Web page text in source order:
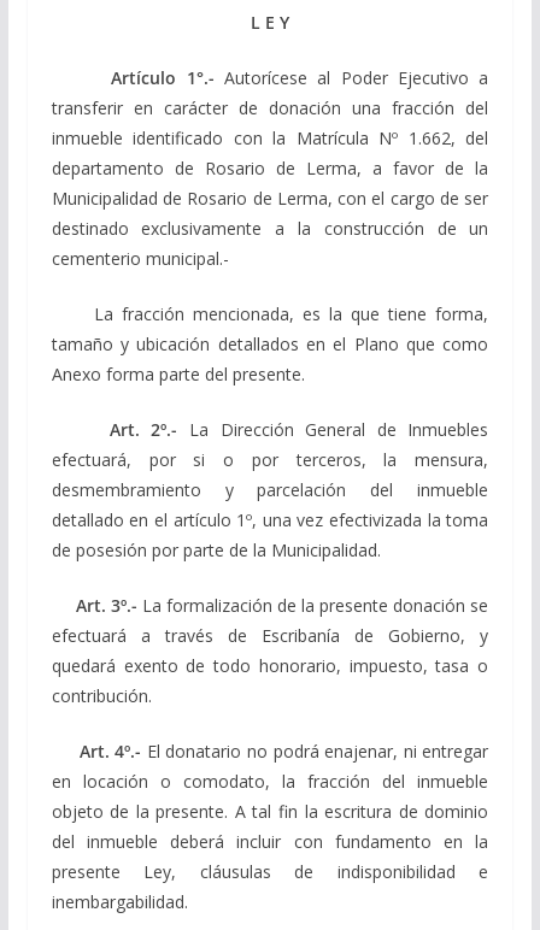
L E Y
Artículo 1°.-Autorícese al Poder Ejecutivo a
transferir en carácter de donación una fracción del
inmueble identificado con la Matrícula Nº 1.662, del
departamento de Rosario de Lerma, a favor de la
Municipalidad de Rosario de Lerma, con el cargo de ser
destinado exclusivamente a la construcción de un
cementerio municipal.-
La fracción mencionada, es la que tiene forma,
tamaño y ubicación detallados en el Plano que como
Anexo forma parte del presente.
Art. 2º.- La Dirección General de Inmuebles
efectuará, por si o por terceros, la mensura,
desmembramiento y parcelación del inmueble
detallado en el artículo 1º, una vez efectivizada la toma
de posesión por parte de la Municipalidad.
Art. 3º.- La formalización de la presente donación se
efectuará a través de Escribanía de Gobierno, y
quedará exento de todo honorario, impuesto, tasa o
contribución.
Art. 4º.- El donatario no podrá enajenar, ni entregar
en locación o comodato, la fracción del inmueble
objeto de la presente. A tal fin la escritura de dominio
del inmueble deberá incluir con fundamento en la
presente Ley, cláusulas de indisponibilidad e
inembargabilidad.